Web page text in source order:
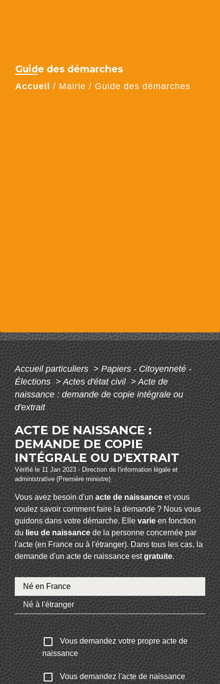
Guide des démarches
Accueil / Mairie / Guide des démarches
Accueil particuliers> Papiers - Citoyenneté -
Élections > Actes d'état civil > Acte de
naissance : demande de copie intégrale ou
d'extrait
ACTE DE NAISSANCE :
DEMANDE DE COPIE
INTÉGRALE OU D'EXTRAIT
Vérifié le 11 Jan 2023 - Direction de l'information légale et
administrative (Première ministre)
Vous avez besoin d'unacte de naissanceet vous
voulez savoir comment faire la demande ? Nous vous
guidons dans votre démarche. Ellevarie en fonction
dulieu de naissance de la personne concernée par
l'acte (en France ou à l'étranger). Dans tous les cas, la
demande d'un acte de naissance estgratuite.
Né en France
Né à l'étranger
check_box_outline_blank Vous demandez votre propre acte de
naissance
check_box_outline_blank Vous demandez l'acte de naissance